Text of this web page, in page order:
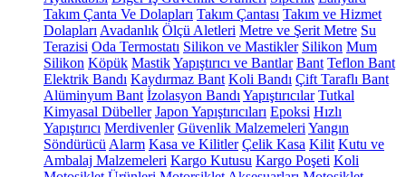
Takım Çanta Ve Dolapları Takım Çantası Takım ve Hizmet
Dolapları Avadanlık Ölçü Aletleri Metre ve Şerit Metre Su
Terazisi Oda Termostatı Silikon ve Mastikler Silikon Mum
Silikon Köpük MastikYapıştırıcı ve Bantlar Bant Teflon Bant
Elektrik Bandı Kaydırmaz Bant Koli Bandı Çift Taraflı Bant
Alüminyum Bant İzolasyon Bandı Yapıştırıcılar Tutkal
Kimyasal Dübeller Japon Yapıştırıcıları Epoksi Hızlı
Yapıştırıcı Merdivenler Güvenlik Malzemeleri Yangın
Söndürücü Alarm Kasa ve Kilitler Çelik Kasa Kilit Kutu ve
Ambalaj Malzemeleri Kargo Kutusu Kargo Poşeti Koli